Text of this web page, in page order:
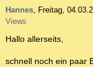
Hannes, Freitag,
Views
Hallo allerseits,
schnell noch ein paar